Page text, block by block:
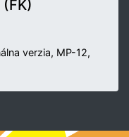
verzia, MP-12,